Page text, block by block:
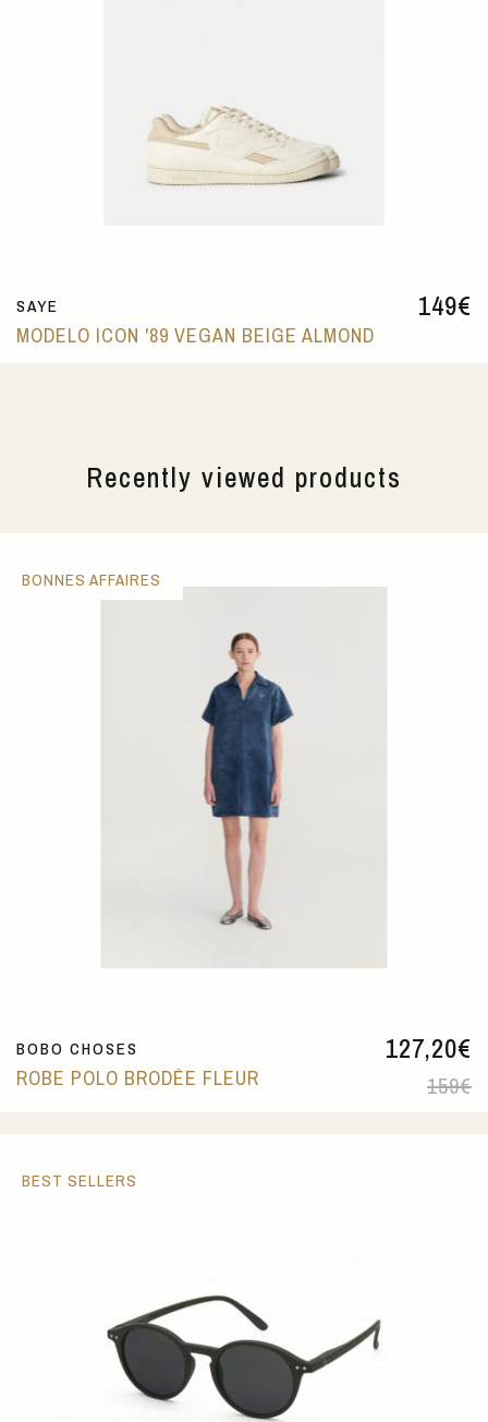
149€
SAYE
MODELO ICON '89 VEGAN BEIGE ALMOND
Recently viewed products
127,20€
159€
BOBO CHOSES
ROBE POLO BRODÉE FLEUR
BONNES AFFAIRES
BEST SELLERS